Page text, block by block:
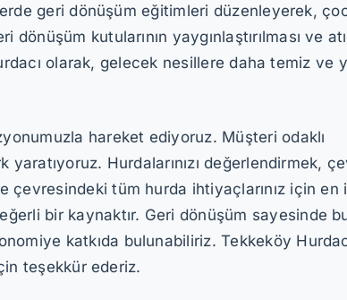
geri dönüşüm eğitimleri düzenleyerek,
kutularının yaygınlaştırılması ve
olarak, gelecek nesillere daha temiz ve
hareket ediyoruz. Müşteri odaklı
yaratıyoruz. Hurdalarınızı değerlendirmek,
çevresindeki tüm hurda ihtiyaçlarınız için en
bir kaynaktır. Geri dönüşüm sayesinde
katkıda bulunabiliriz. Tekkeköy
teşekkür ederiz.